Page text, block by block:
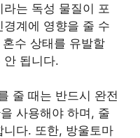
는 독성 물질이 포
계에 영향을 줄 수
수 상태를 유발할
안 됩니다.
줄 때는 반드시 완전
사용해야 하며, 줄
다. 또한, 방울토마